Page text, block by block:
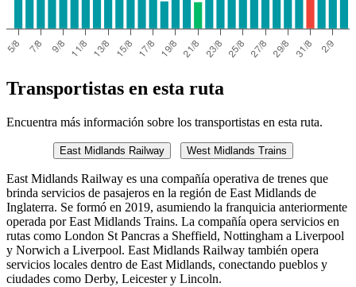
Transportistas en esta ruta
Encuentra más información sobre los transportistas en esta ruta.
East Midlands Railway West Midlands Trains
East Midlands Railway es una compañía operativa de trenes que
brinda servicios de pasajeros en la región de East Midlands de
Inglaterra. Se formó en 2019, asumiendo la franquicia anteriormente
operada por East Midlands Trains. La compañía opera servicios en
rutas como London St Pancras a Sheffield, Nottingham a Liverpool
y Norwich a Liverpool. East Midlands Railway también opera
servicios locales dentro de East Midlands, conectando pueblos y
ciudades como Derby, Leicester y Lincoln.